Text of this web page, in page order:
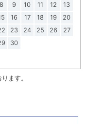
8 9 10 11 12
13
16 17 18 19
20
23 24 25 26
27
30
ます。